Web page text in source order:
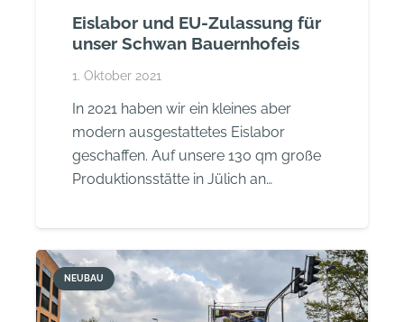
Eislabor und EU-Zulassung für
unser Schwan Bauernhofeis
1. Oktober 2021
In 2021 haben wir ein kleines aber
modern ausgestattetes Eislabor
geschaffen. Auf unsere 130 qm große
Produktionsstätte in Jülich an…
NEUBAU